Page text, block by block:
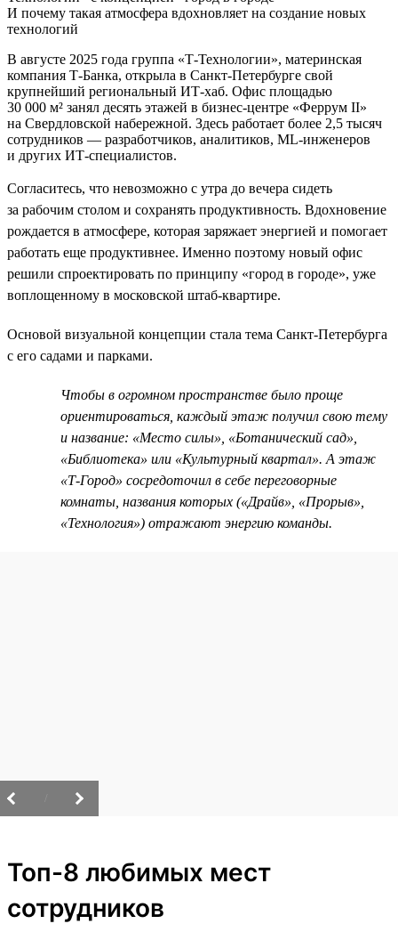
И почему такая атмосфера вдохновляет на создание новых
технологий
В августе 2025 года группа «Т-Технологии», материнская
компания Т-Банка, открыла в Санкт-Петербурге свой
крупнейший региональный ИТ-хаб. Офис площадью
30 000 м² занял десять этажей в бизнес-центре «Феррум II»
на Свердловской набережной. Здесь работает более 2,5 тысяч
сотрудников — разработчиков, аналитиков, ML-инженеров
и других ИТ-специалистов.
Согласитесь, что невозможно с утра до вечера сидеть
за рабочим столом и сохранять продуктивность. Вдохновение
рождается в атмосфере, которая заряжает энергией и помогает
работать еще продуктивнее. Именно поэтому новый офис
решили спроектировать по принципу «город в городе», уже
воплощенному в московской штаб-квартире.
Основой визуальной концепции стала тема Санкт-Петербурга
с его садами и парками.
Чтобы в огромном пространстве было проще
ориентироваться, каждый этаж получил свою тему
и название: «Место силы», «Ботанический сад»,
«Библиотека» или «Культурный квартал». А этаж
«Т-Город» сосредоточил в себе переговорные
комнаты, названия которых («Драйв», «Прорыв»,
«Технология») отражают энергию команды.
Топ-8 любимых мест
сотрудников